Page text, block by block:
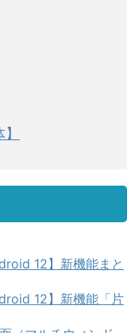
12】新機能まと
12】新機能「片